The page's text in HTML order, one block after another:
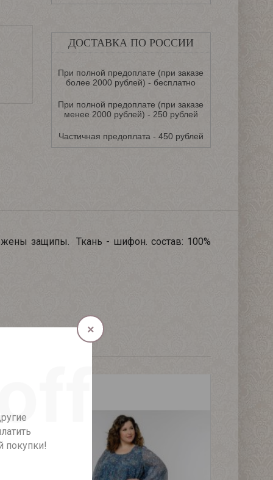
покупки!
×
ДОСТАВКА ПО РОССИИ
При полной предоплате (при заказе
более 2000 рублей) - бесплатно
При полной предоплате (при заказе
менее 2000 рублей) - 250 рублей
Частичная предоплата - 450 рублей
защипы. Ткань - шифон. состав: 100%